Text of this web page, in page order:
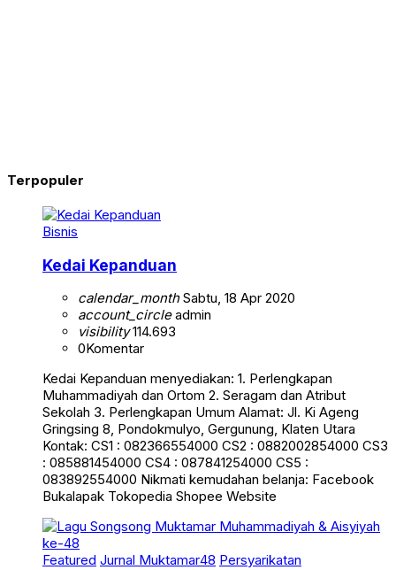
Terpopuler
Bisnis
Kedai Kepanduan
calendar_monthSabtu, 18 Apr 2020
account_circleadmin
visibility114.693
0Komentar
Kedai Kepanduan menyediakan: 1. Perlengkapan
Muhammadiyah dan Ortom 2. Seragam dan Atribut
Sekolah 3. Perlengkapan Umum Alamat: Jl. Ki Ageng
Gringsing 8, Pondokmulyo, Gergunung, Klaten Utara
Kontak: CS1 : 082366554000 CS2 : 0882002854000 CS3
: 085881454000 CS4 : 087841254000 CS5 :
083892554000 Nikmati kemudahan belanja: Facebook
Bukalapak Tokopedia Shopee Website
Featured Jurnal Muktamar48 Persyarikatan